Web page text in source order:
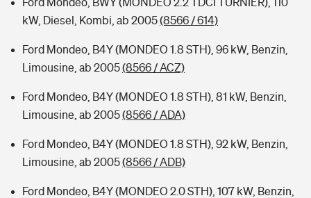
kW, Diesel, Kombi, ab 2005(8566 / 614)
Ford Mondeo, B4Y (MONDEO 1.8 STH), 96 kW, Benzin,
Limousine, ab 2005(8566 / ACZ)
Ford Mondeo, B4Y (MONDEO 1.8 STH), 81 kW, Benzin,
Limousine, ab 2005(8566 / ADA)
Ford Mondeo, B4Y (MONDEO 1.8 STH), 92 kW, Benzin,
Limousine, ab 2005(8566 / ADB)
Ford Mondeo, B4Y (MONDEO 2.0 STH), 107 kW, Benzin,